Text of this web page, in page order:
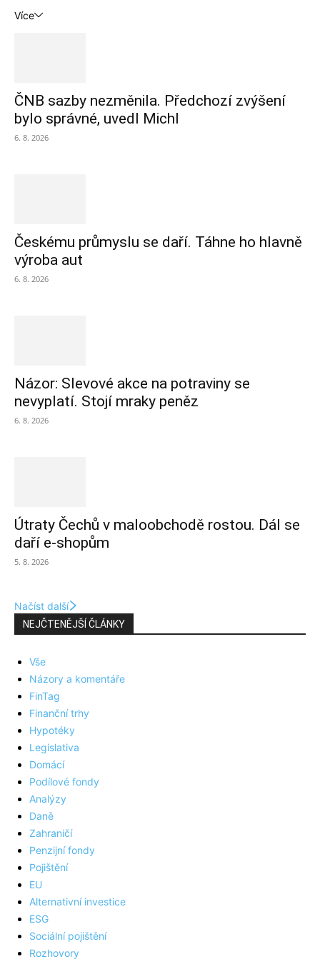
Více
ČNB sazby nezměnila. Předchozí zvýšení
bylo správné, uvedl Michl
6. 8. 2026
Českému průmyslu se daří. Táhne ho hlavně
výroba aut
6. 8. 2026
Názor: Slevové akce na potraviny se
nevyplatí. Stojí mraky peněz
6. 8. 2026
Útraty Čechů v maloobchodě rostou. Dál se
daří e-shopům
5. 8. 2026
Načíst další
NEJČTENĚJŠÍ ČLÁNKY
Vše
Názory a komentáře
FinTag
Finanční trhy
Hypotéky
Legislativa
Domácí
Podílové fondy
Analýzy
Daně
Zahraničí
Penzijní fondy
Pojištění
EU
Alternativní investice
ESG
Sociální pojištění
Rozhovory